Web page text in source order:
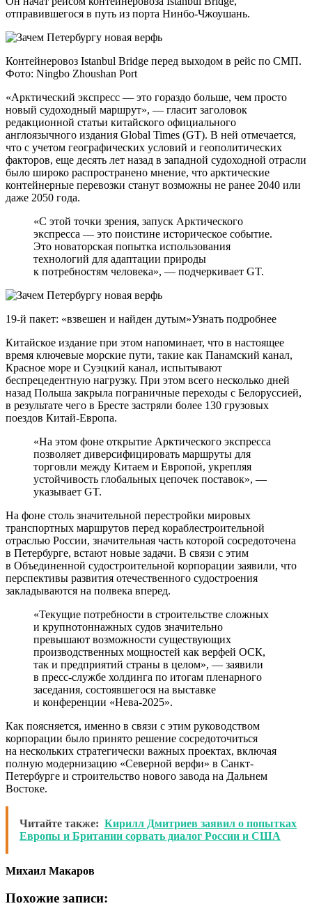
отправившегося в путь из порта Нинбо-Чжоушань.
Контейнеровоз Istanbul Bridge перед выходом в рейс по СМП.
Фото: Ningbo Zhoushan Port
«Арктический экспресс — это гораздо больше, чем просто
новый судоходный маршрут», — гласит заголовок
редакционной статьи китайского официального
англоязычного издания Global Times (GT). В ней отмечается,
что с учетом географических условий и геополитических
факторов, еще десять лет назад в западной судоходной отрасли
было широко распространено мнение, что арктические
контейнерные перевозки станут возможны не ранее 2040 или
даже 2050 года.
«С этой точки зрения, запуск Арктического
экспресса — это поистине историческое событие.
Это новаторская попытка использования
технологий для адаптации природы
к потребностям человека», — подчеркивает GT.
19-й пакет: «взвешен и найден дутым»Узнать подробнее
Китайское издание при этом напоминает, что в настоящее
время ключевые морские пути, такие как Панамский канал,
Красное море и Суэцкий канал, испытывают
беспрецедентную нагрузку. При этом всего несколько дней
назад Польша закрыла пограничные переходы с Белоруссией,
в результате чего в Бресте застряли более 130 грузовых
поездов Китай-Европа.
«На этом фоне открытие Арктического экспресса
позволяет диверсифицировать маршруты для
торговли между Китаем и Европой, укрепляя
устойчивость глобальных цепочек поставок», —
указывает GT.
На фоне столь значительной перестройки мировых
транспортных маршрутов перед кораблестроительной
отраслью России, значительная часть которой сосредоточена
в Петербурге, встают новые задачи. В связи с этим
в Объединенной судостроительной корпорации заявили, что
перспективы развития отечественного судостроения
закладываются на полвека вперед.
«Текущие потребности в строительстве сложных
и крупнотоннажных судов значительно
превышают возможности существующих
производственных мощностей как верфей ОСК,
так и предприятий страны в целом», — заявили
в пресс-службе холдинга по итогам пленарного
заседания, состоявшегося на выставке
и конференции «Нева-2025».
Как поясняется, именно в связи с этим руководством
корпорации было принято решение сосредоточиться
на нескольких стратегически важных проектах, включая
полную модернизацию «Северной верфи» в Санкт-
Петербурге и строительство нового завода на Дальнем
Востоке.
Читайте также: Кирилл Дмитриев заявил о попытках
Европы и Британии сорвать диалог России и США
Михаил Макаров
Похожие записи: